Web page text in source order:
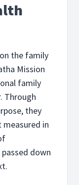
the family
Mission
family
Through
they
in
down